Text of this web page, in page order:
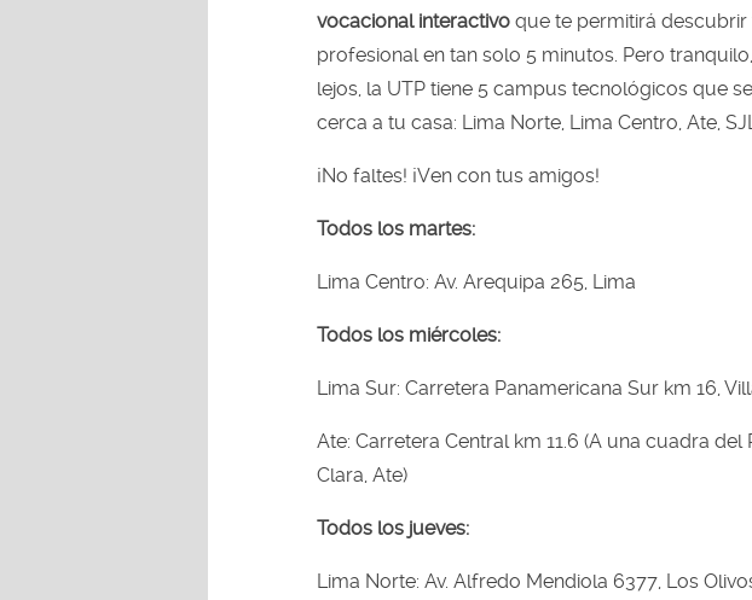
vocacional interactivo que te permitirá
profesional en tan solo 5 minutos. Pero
lejos, la UTP tiene 5 campus tecnológicos que
cerca a tu casa: Lima Norte, Lima Centro, Ate,
¡No faltes! ¡Ven con tus amigos!
Todos los martes:
Lima Centro: Av. Arequipa 265, Lima
Todos los miércoles:
Lima Sur: Carretera Panamericana Sur km 16,
Ate: Carretera Central km 11.6 (A una cuadra del
Clara, Ate)
Todos los jueves:
Lima Norte: Av. Alfredo Mendiola 6377, Los